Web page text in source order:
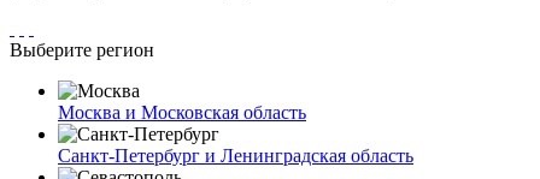
Выберите регион
Москва и Московская область
Санкт-Петербург и Ленинградская область